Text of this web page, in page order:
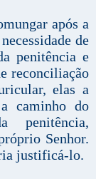
após a
de
penitência e
reconciliação
elas a
caminho do
penitência,
Senhor.
justificá-lo.